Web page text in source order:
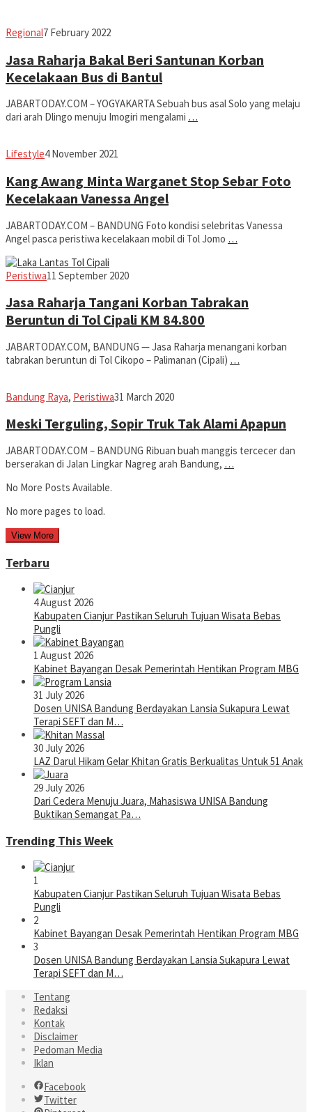
RegionalAvila
7 February 2022
Jasa Raharja Bakal Beri Santunan Korban
Kecelakaan Bus di Bantul
JABARTODAY.COM – YOGYAKARTA Sebuah bus asal Solo yang melaju
dari arah Dlingo menuju Imogiri mengalami …
LifestyleAvila
4 November 2021
Kang Awang Minta Warganet Stop Sebar Foto
Kecelakaan Vanessa Angel
JABARTODAY.COM – BANDUNG Foto kondisi selebritas Vanessa
Angel pasca peristiwa kecelakaan mobil di Tol Jomo …
PeristiwaJabar
11 September 2020
Jasa Raharja Tangani Korban Tabrakan
Beruntun di Tol Cipali KM 84.800
JABARTODAY.COM, BANDUNG — Jasa Raharja menangani korban
tabrakan beruntun di Tol Cikopo – Palimanan (Cipali) …
Bandung Raya, PeristiwaJabar
31 March 2020
Meski Terguling, Sopir Truk Tak Alami Apapun
JABARTODAY.COM – BANDUNG Ribuan buah manggis tercecer dan
berserakan di Jalan Lingkar Nagreg arah Bandung, …
No More Posts Available.
No more pages to load.
View More
Terbaru
4 August 2026
Kabupaten Cianjur Pastikan Seluruh Tujuan Wisata Bebas
Pungli
1 August 2026
Kabinet Bayangan Desak Pemerintah Hentikan Program MBG
31 July 2026
Dosen UNISA Bandung Berdayakan Lansia Sukapura Lewat
Terapi SEFT dan M…
30 July 2026
LAZ Darul Hikam Gelar Khitan Gratis Berkualitas Untuk 51 Anak
29 July 2026
Dari Cedera Menuju Juara, Mahasiswa UNISA Bandung
Buktikan Semangat Pa…
Trending This Week
1
Kabupaten Cianjur Pastikan Seluruh Tujuan Wisata Bebas
Pungli
2
Kabinet Bayangan Desak Pemerintah Hentikan Program MBG
3
Dosen UNISA Bandung Berdayakan Lansia Sukapura Lewat
Terapi SEFT dan M…
Tentang
Redaksi
Kontak
Disclaimer
Pedoman Media
Iklan
Facebook
Twitter